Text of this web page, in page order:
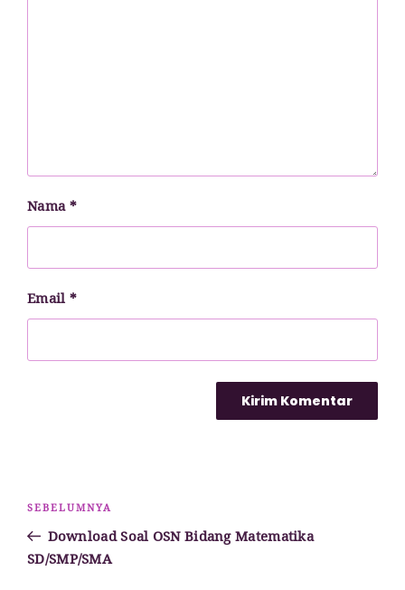
Nama*
Email*
Navigasi
Pos
Sebelumnya
SEBELUMNYA
Download Soal OSN Bidang Matematika
SD/SMP/SMA